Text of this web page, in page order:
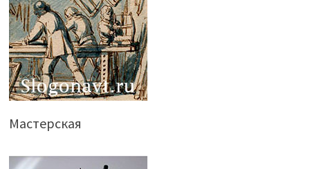
Мастерская